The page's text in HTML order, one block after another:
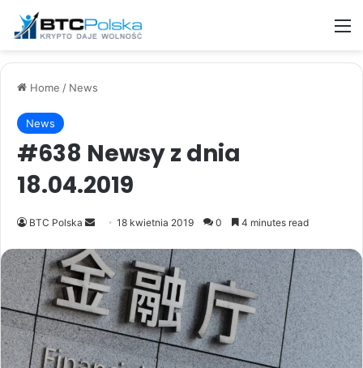
Home / News
News
#638 Newsy z dnia
18.04.2019
BTC Polska
Send
email
18 kwietnia 2019 0 4 minutes read